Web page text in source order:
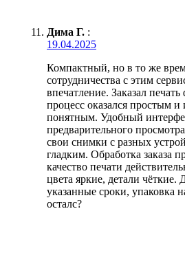
Дима Г. :
19.04.2025
Компактный, но в то же
сотрудничества с этим
впечатление. Заказал
процесс оказался простым
понятным. Удобный
предварительного
свои снимки с разных
гладким. Обработка заказа
качество печати
цвета яркие, детали чёткие.
указанные сроки, упаковка
осталс?